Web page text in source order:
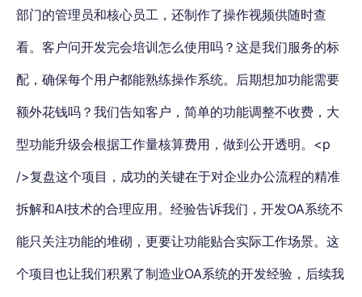
部门的管理员和核心员工，还制作了操作视频供随时查
看。客户问开发完会培训怎么使用吗？这是我们服务的标
配，确保每个用户都能熟练操作系统。后期想加功能需要
额外花钱吗？我们告知客户，简单的功能调整不收费，大
型功能升级会根据工作量核算费用，做到公开透明。<p
/>复盘这个项目，成功的关键在于对企业办公流程的精准
拆解和AI技术的合理应用。经验告诉我们，开发OA系统不
能只关注功能的堆砌，更要让功能贴合实际工作场景。这
个项目也让我们积累了制造业OA系统的开发经验，后续我